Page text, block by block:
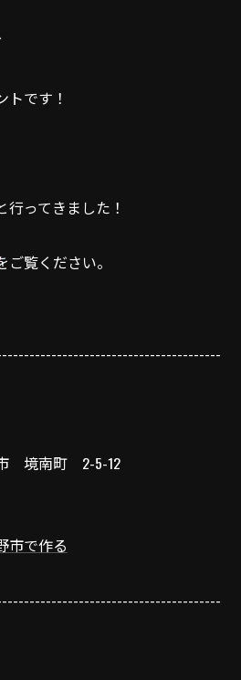
です！
ってきました！
ご覧ください。
境南町 2-5-12
市で作る